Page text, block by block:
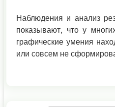
Наблюдения и анализ
показывают, что у
графические умения
или совсем не